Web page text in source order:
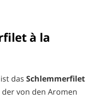
à la
das Schlemmerfilet
der von den Aromen